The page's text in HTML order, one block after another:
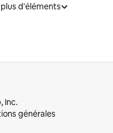
d'éléments
Inc.
générales